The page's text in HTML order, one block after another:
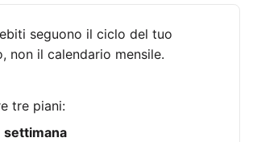
seguono il ciclo del tuo
non il calendario mensile.
tre piani:
settimana